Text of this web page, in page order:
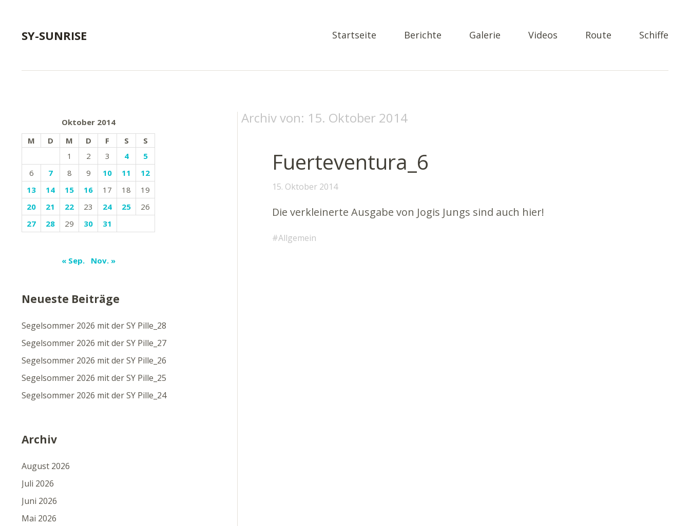
SY-SUNRISE Startseite Berichte Galerie Videos Route Schiffe
Archiv von: 15. Oktober 2014
Fuerteventura_6
15. Oktober 2014
Die verkleinerte Ausgabe von Jogis Jungs sind auch hier!
Allgemein
Oktober 2014
M
D M D F S
S
1
2 3 4
5
6
7 8 9 10 11
12
13
14 15 16 17 18
19
20
21 22 23 24 25
26
27
28 29 30 31
« Sep. Nov. »
Neueste Beiträge
Segelsommer 2026 mit der SY Pille_28
Segelsommer 2026 mit der SY Pille_27
Segelsommer 2026 mit der SY Pille_26
Segelsommer 2026 mit der SY Pille_25
Segelsommer 2026 mit der SY Pille_24
Archiv
August 2026
Juli 2026
Juni 2026
Mai 2026